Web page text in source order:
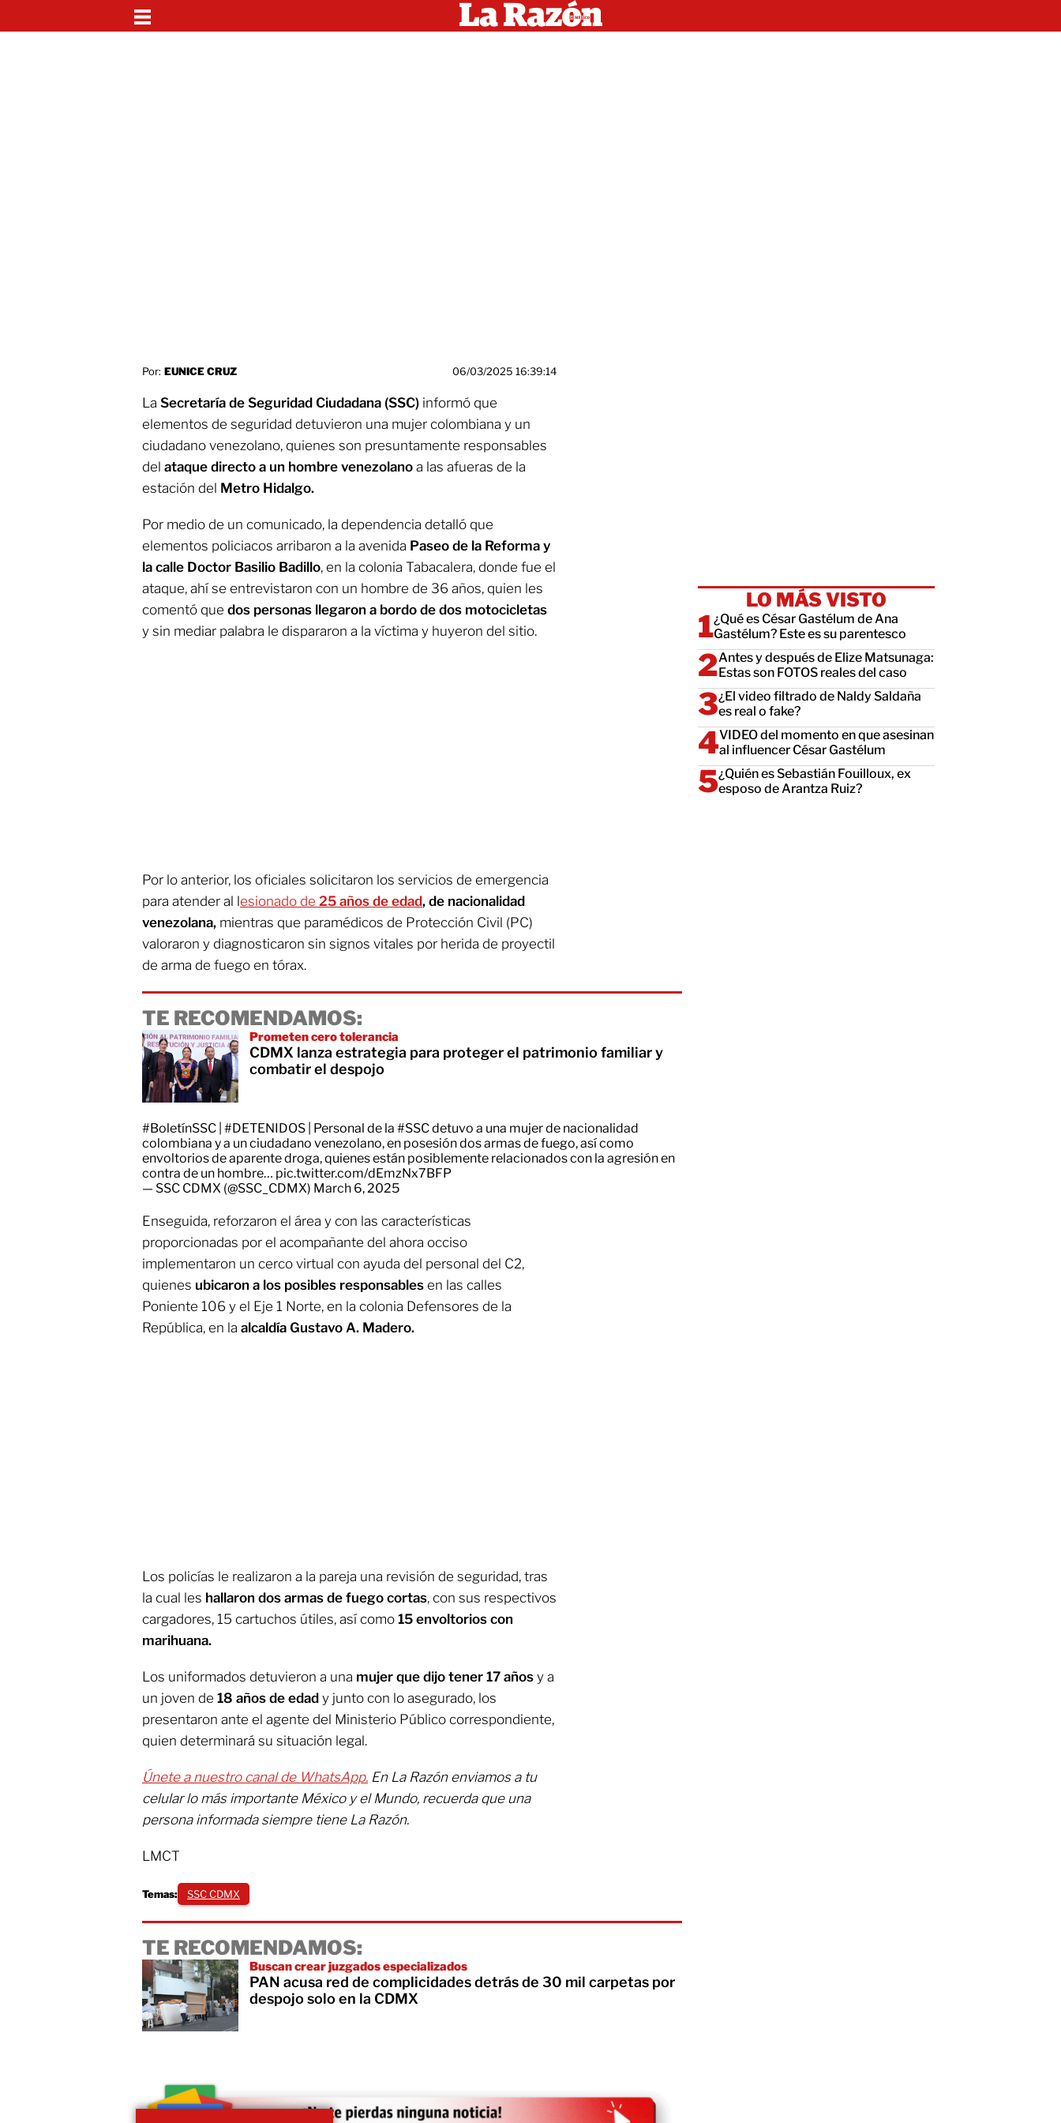
Por: EUNICE CRUZ 06/03/2025 16:39:14
La Secretaría de Seguridad Ciudadana (SSC) informó que
elementos de seguridad detuvieron una mujer colombiana y un
ciudadano venezolano, quienes son presuntamente responsables
del ataque directo a un hombre venezolano a las afueras de la
estación del Metro Hidalgo.
Por medio de un comunicado, la dependencia detalló que
elementos policiacos arribaron a la avenida Paseo de la Reforma y
la calle Doctor Basilio Badillo, en la colonia Tabacalera, donde fue el
ataque, ahí se entrevistaron con un hombre de 36 años, quien les
comentó que dos personas llegaron a bordo de dos motocicletas
y sin mediar palabra le dispararon a la víctima y huyeron del sitio.
Por lo anterior, los oficiales solicitaron los servicios de emergencia
para atender al lesionado de 25 años de edad, de nacionalidad
venezolana, mientras que paramédicos de Protección Civil (PC)
valoraron y diagnosticaron sin signos vitales por herida de proyectil
de arma de fuego en tórax.
TE RECOMENDAMOS:
Prometen cero tolerancia
CDMX lanza estrategia para proteger el patrimonio familiar y
combatir el despojo
#BoletínSSC #DETENIDOS | Personal de la #SSCdetuvo a una mujer de nacionalidad
colombiana y a un ciudadano venezolano, en posesión dos armas de fuego, así como
envoltorios de aparente droga, quienes están posiblemente relacionados con la agresión en
contra de un hombre… pic.twitter.com/dEmzNx7BFP
— SSC CDMX (@SSC_CDMX) March 6, 2025
Enseguida, reforzaron el área y con las características
proporcionadas por el acompañante del ahora occiso
implementaron un cerco virtual con ayuda del personal del C2,
quienes ubicaron a los posibles responsables en las calles
Poniente 106 y el Eje 1 Norte, en la colonia Defensores de la
República, en la alcaldía Gustavo A. Madero.
Los policías le realizaron a la pareja una revisión de seguridad, tras
la cual les hallaron dos armas de fuego cortas, con sus respectivos
cargadores, 15 cartuchos útiles, así como 15 envoltorios con
marihuana.
Los uniformados detuvieron a una mujer que dijo tener 17 años y a
un joven de 18 años de edad y junto con lo asegurado, los
presentaron ante el agente del Ministerio Público correspondiente,
quien determinará su situación legal.
Únete a nuestro canal de WhatsApp. En La Razón enviamos a tu
celular lo más importante México y el Mundo, recuerda que una
persona informada siempre tiene La Razón.
LMCT
Temas: SSC CDMX
TE RECOMENDAMOS:
Buscan crear juzgados especializados
PAN acusa red de complicidades detrás de 30 mil carpetas por
despojo solo en la CDMX
LO MÁS VISTO
¿Qué es César Gastélum de Ana
Gastélum? Este es su parentesco
Antes y después de Elize Matsunaga:
Estas son FOTOS reales del caso
¿El video filtrado de Naldy Saldaña
es real o fake?
VIDEO del momento en que asesinan
al influencer César Gastélum
¿Quién es Sebastián Fouilloux, ex
esposo de Arantza Ruiz?